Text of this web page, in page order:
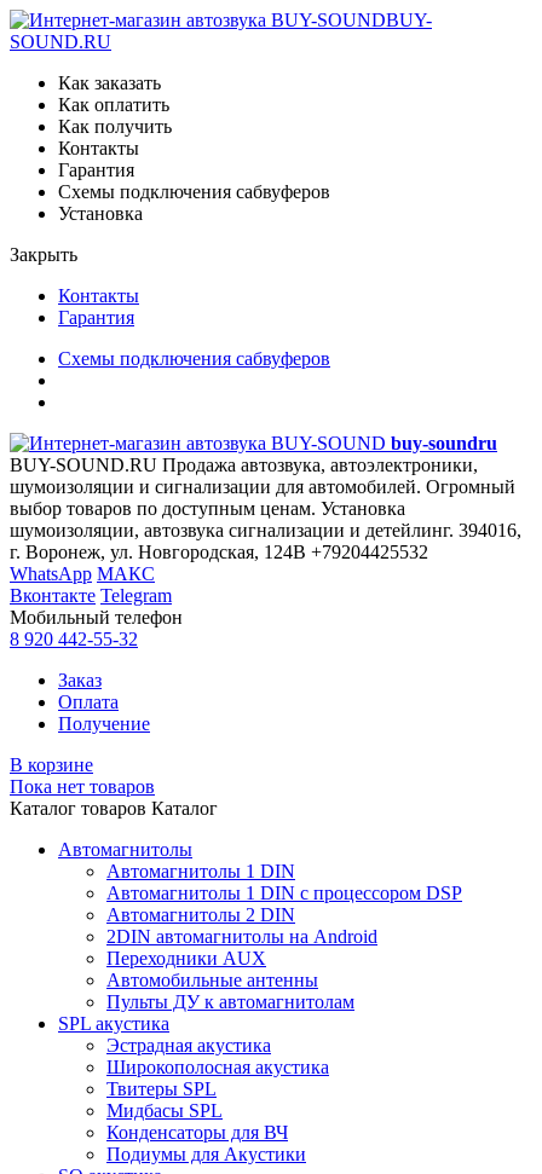
BUY-
SOUND.RU
Как заказать
Как оплатить
Как получить
Контакты
Гарантия
Схемы подключения сабвуферов
Установка
Закрыть
Контакты
Гарантия
Схемы подключения сабвуферов
buy-soundru
BUY-SOUND.RU Продажа автозвука, автоэлектроники,
шумоизоляции и сигнализации для автомобилей. Огромный
выбор товаров по доступным ценам. Установка
шумоизоляции, автозвука сигнализации и детейлинг. 394016,
г. Воронеж, ул. Новгородская, 124В +79204425532
WhatsApp МАКС
Вконтакте Telegram
Мобильный телефон
8 920 442-55-32
Заказ
Оплата
Получение
В корзине
Пока нет товаров
Каталог товаров Каталог
Автомагнитолы
Автомагнитолы 1 DIN
Автомагнитолы 1 DIN с процессором DSP
Автомагнитолы 2 DIN
2DIN автомагнитолы на Android
Переходники AUX
Автомобильные антенны
Пульты ДУ к автомагнитолам
SPL акустика
Эстрадная акустика
Широкополосная акустика
Твитеры SPL
Мидбасы SPL
Конденсаторы для ВЧ
Подиумы для Акустики